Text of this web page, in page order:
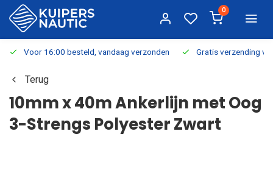
0
Voor 16:00 besteld, vandaag verzonden Gratis verzending
Terug
10mm x 40m Ankerlijn met Oog
3-Strengs Polyester Zwart